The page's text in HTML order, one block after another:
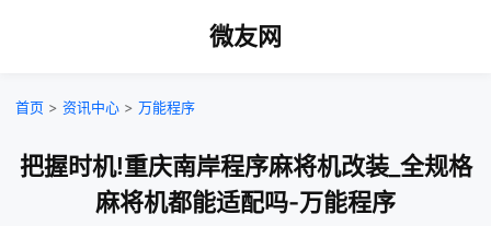
微友网
首页 > 资讯中心 > 万能程序
把握时机!重庆南岸程序麻将机改装_全规格
麻将机都能适配吗-万能程序